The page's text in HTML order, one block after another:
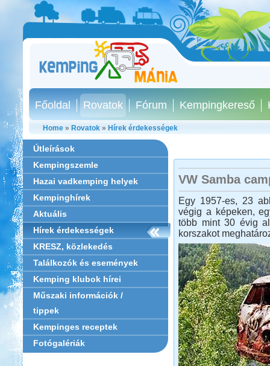
Főoldal Rovatok Fórum Kempingkereső
Home » Rovatok » Hírek érdekességek
Útleírások
Kempingszemle
Hazai vadkemping helyek
Kempinghírek
Aktuális
Hírek érdekességek
KRESZ, közlekedés
Találkozók és események
Kemping klubok hírei
Műszaki információk /
tippek
Kempinges receptek
Fotógalériák
VW Samba
Egy 1957-es, 23
végig a képeken,
több mint 30 évig
korszakot